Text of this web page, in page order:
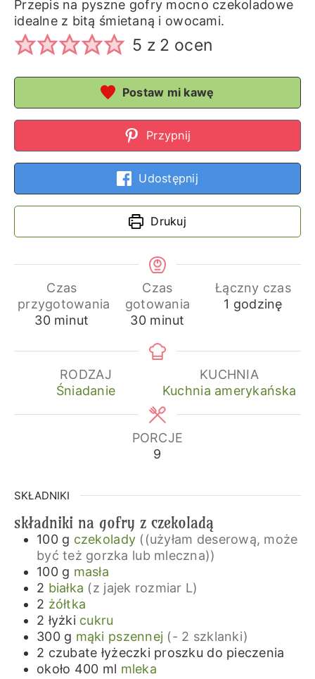
Przepis na pyszne gofry mocno czekoladowe
idealne z bitą śmietaną i owocami.
5 z 2 ocen
Postaw mi kawę
Przypnij
Udostępnij
Drukuj
Czas
przygotowania
30minuty
minut
Czas
gotowania
30minuty
minut
Łączny czas
1 godzina
godzinę
RODZAJ
Śniadanie
KUCHNIA
Kuchnia amerykańska
PORCJE
9
SKŁADNIKI
składniki na gofry z czekoladą
100 g czekolady ((użyłam deserową, może
być też gorzka lub mleczna))
100 g masła
2 białka (z jajek rozmiar L)
2 żółtka
2 łyżki cukru
300 g mąki pszennej (- 2 szklanki)
2 czubate łyżeczki proszku do pieczenia
około 400 ml mleka